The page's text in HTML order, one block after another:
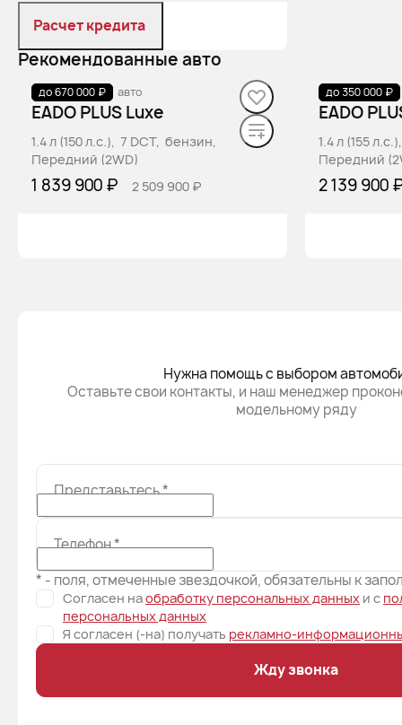
Расчет кредита
Забронировать
Рекомендованные авто
до 670 000 ₽
В наличии· авто
EADO PLUS Luxe
1.4 л (150 л.с.), 7 DCT, бензин,
Передний (2WD)
1 839 900 ₽ 2 509 900 ₽
до 350 000 ₽
В наличии·
EADO
1.4 л (155
Передний
2 139 900
Нужна помощь с выбором
Оставьте свои контакты, и наш менеджер
модельному ряду
Представьтесь*
Телефон*
* - поля, отмеченные звездочкой, обязательны к
Согласен наобработку персональных данных и c
персональных данных
Я согласен (-на) получать рекламно-
Жду звонка